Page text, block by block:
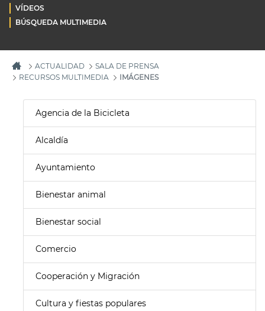
VÍDEOS
BÚSQUEDA MULTIMEDIA
ACTUALIDAD
SALA DE PRENSA
RECURSOS MULTIMEDIA
IMÁGENES
Agencia de la Bicicleta
Alcaldía
Ayuntamiento
Bienestar animal
Bienestar social
Comercio
Cooperación y Migración
Cultura y fiestas populares